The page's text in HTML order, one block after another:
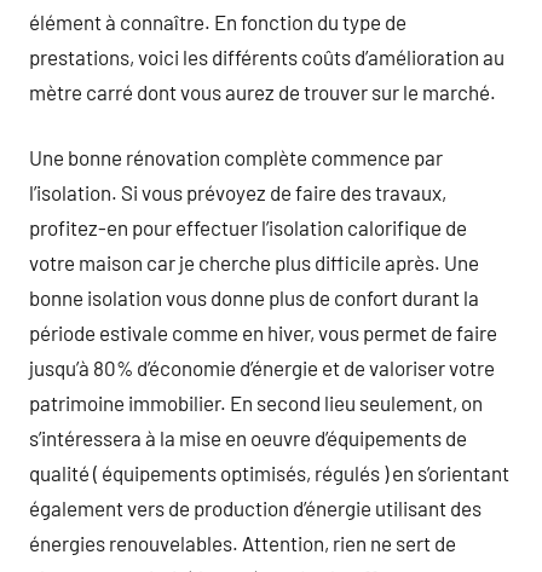
élément à connaître. En fonction du type de
prestations, voici les différents coûts d’amélioration au
mètre carré dont vous aurez de trouver sur le marché.
Une bonne rénovation complète commence par
l’isolation. Si vous prévoyez de faire des travaux,
profitez-en pour effectuer l’isolation calorifique de
votre maison car je cherche plus difficile après. Une
bonne isolation vous donne plus de confort durant la
période estivale comme en hiver, vous permet de faire
jusqu’à 80% d’économie d’énergie et de valoriser votre
patrimoine immobilier. En second lieu seulement, on
s’intéressera à la mise en oeuvre d’équipements de
qualité ( équipements optimisés, régulés ) en s’orientant
également vers de production d’énergie utilisant des
énergies renouvelables. Attention, rien ne sert de